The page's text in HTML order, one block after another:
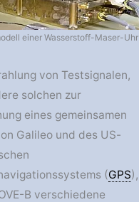
einer Wasserstoff-Maser-Uhr
von Testsignalen,
solchen zur
eines gemeinsamen
Galileo und des US-
(GPS),
B verschiedene